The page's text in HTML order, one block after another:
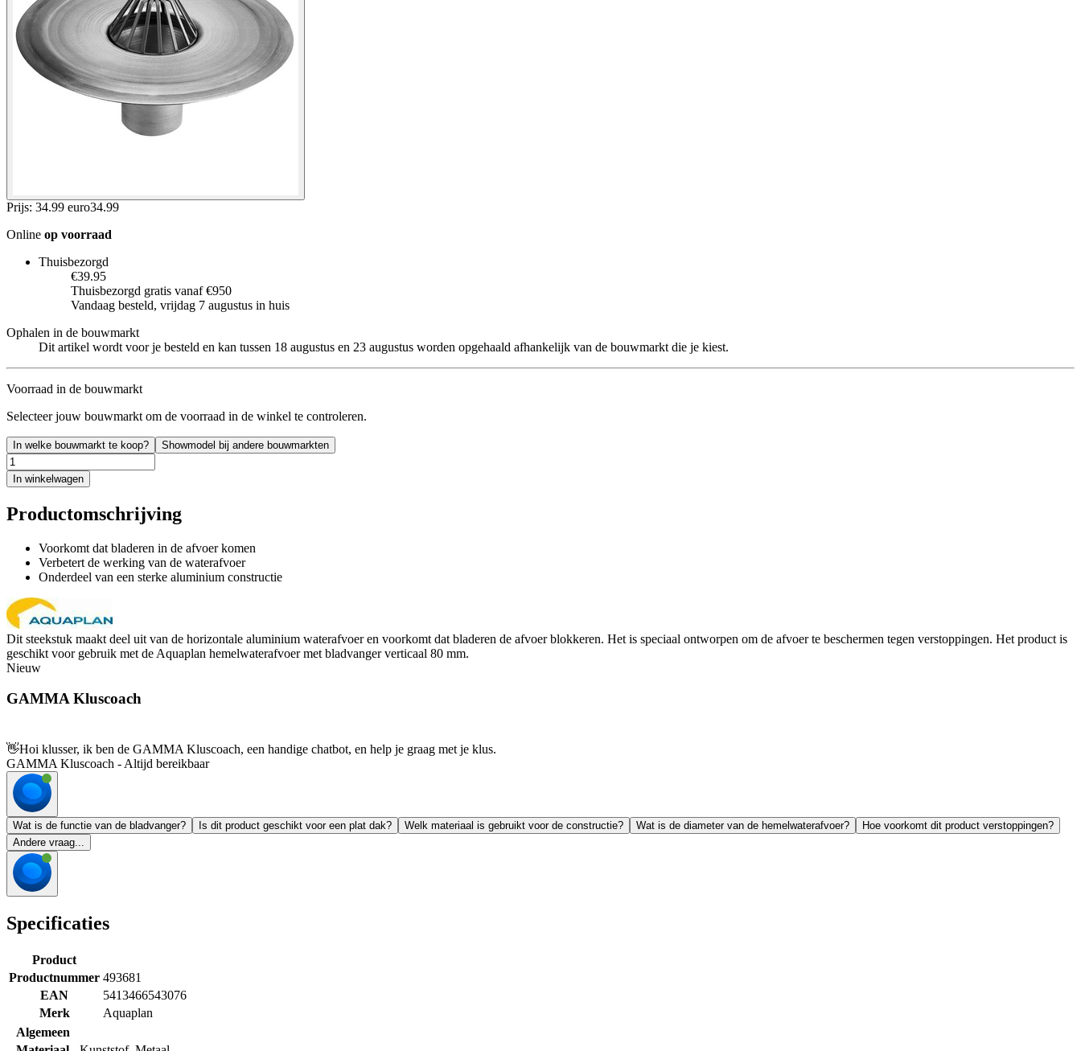
Prijs: 34.99 euro34.99
Online op voorraad
Thuisbezorgd
€39.95
Thuisbezorgd gratis vanaf €950
Vandaag besteld, vrijdag 7 augustus in huis
Ophalen in de bouwmarkt
Dit artikel wordt voor je besteld en kan tussen 18 augustus en 23 augustus worden opgehaald afhankelijk van de bouwmarkt die je kiest.
Voorraad in de bouwmarkt
Selecteer jouw bouwmarkt om de voorraad in de winkel te controleren.
In welke bouwmarkt te koop? Showmodel bij andere bouwmarkten
In winkelwagen
Productomschrijving
Voorkomt dat bladeren in de afvoer komen
Verbetert de werking van de waterafvoer
Onderdeel van een sterke aluminium constructie
Dit steekstuk maakt deel uit van de horizontale aluminium waterafvoer en voorkomt dat bladeren de afvoer blokkeren. Het is speciaal ontworpen om de afvoer te beschermen tegen verstoppingen. Het product is
geschikt voor gebruik met de Aquaplan hemelwaterafvoer met bladvanger verticaal 80 mm.
Nieuw
GAMMA Kluscoach
👋Hoi klusser, ik ben de GAMMA Kluscoach, een handige chatbot, en help je graag met je klus.
GAMMA Kluscoach - Altijd bereikbaar
Wat is de functie van de bladvanger? Is dit product geschikt voor een plat dak? Welk materiaal is gebruikt voor de constructie? Wat is de diameter van de hemelwaterafvoer?
Hoe voorkomt dit product verstoppingen?
Andere vraag...
Specificaties
Product
Productnummer 493681
EAN
5413466543076
Merk
Aquaplan
Algemeen